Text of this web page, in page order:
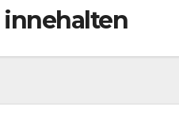
innehalten